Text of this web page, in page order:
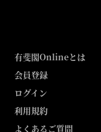
有斐閣Onlineとは
会員登録
ログイン
利用規約
よくあるご質問